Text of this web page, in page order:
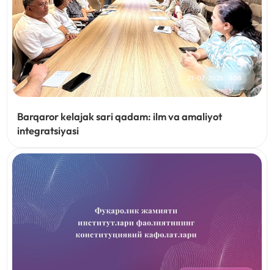
21-07-2026 606
Barqaror kelajak sari qadam: ilm va amaliyot
integratsiyasi